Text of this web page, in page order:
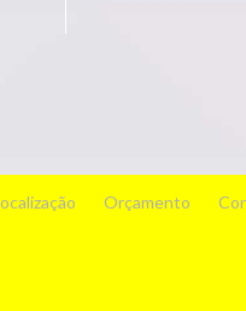
Orçamento